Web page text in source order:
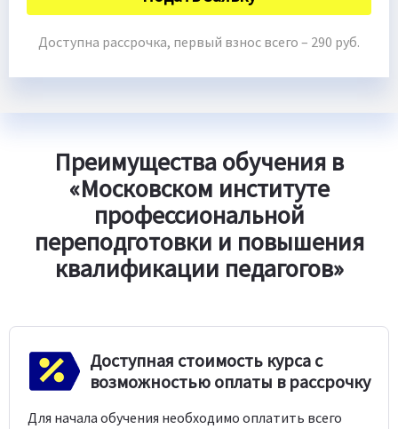
Доступна рассрочка, первый взнос всего – 290 руб.
Преимущества обучения в
«Московском институте
профессиональной
переподготовки и повышения
квалификации педагогов»
Доступная стоимость курса с
возможностью оплаты в рассрочку
Для начала обучения необходимо оплатить всего